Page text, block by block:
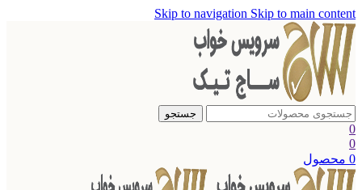
Skip to navigation Skip to main content
جستجو
0
0
0 محصول